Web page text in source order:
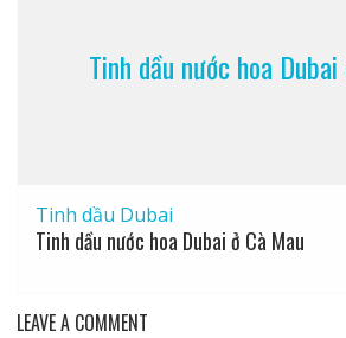
Tinh dầu nước hoa
Tinh dầu Dubai
Tinh dầu nước hoa Dubai ở Cà Mau
LEAVE A COMMENT